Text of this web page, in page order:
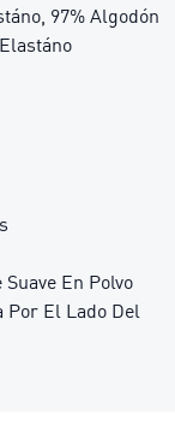
97% Algodón
En Polvo
Por El Lado Del